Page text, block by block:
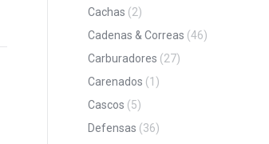
Cachas (2)
Cadenas & Correas (46)
Carburadores (27)
Carenados (1)
Cascos (5)
Defensas (36)